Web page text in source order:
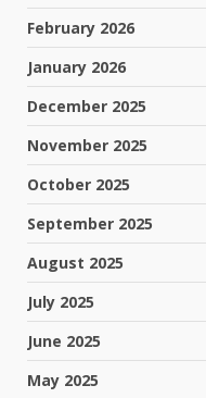
February 2026
January 2026
December 2025
November 2025
October 2025
September 2025
August 2025
July 2025
June 2025
May 2025